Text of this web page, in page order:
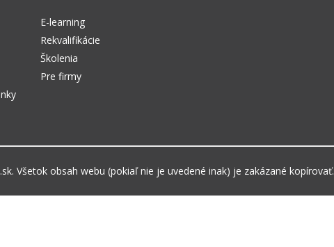
E-learning
Rekvalifikácie
Školenia
Pre firmy
Všetok obsah webu (pokiaľ nie je uvedené inak) je zakázané kopírovať.